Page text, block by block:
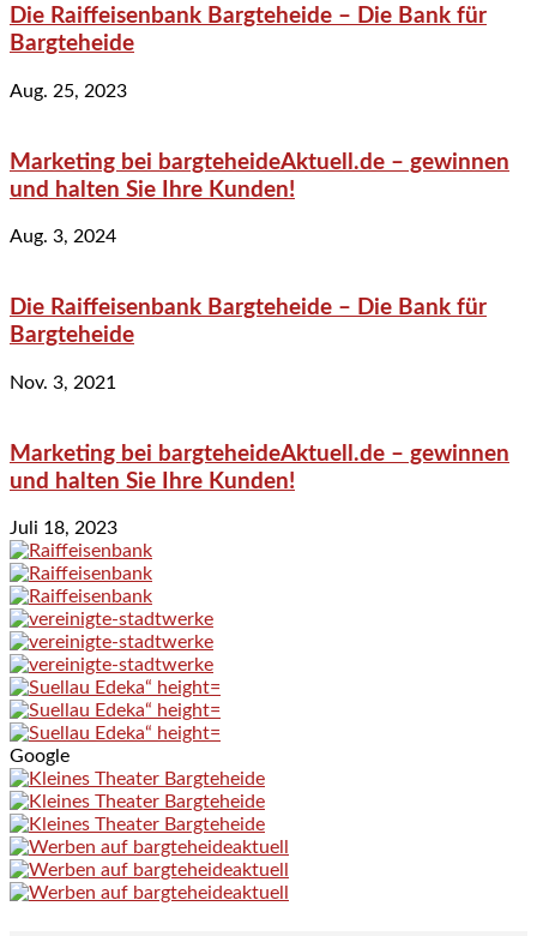
Die Raiffeisenbank Bargteheide – Die Bank für
Bargteheide
Aug. 25, 2023
Marketing bei bargteheideAktuell.de – gewinnen
und halten Sie Ihre Kunden!
Aug. 3, 2024
Die Raiffeisenbank Bargteheide – Die Bank für
Bargteheide
Nov. 3, 2021
Marketing bei bargteheideAktuell.de – gewinnen
und halten Sie Ihre Kunden!
Juli 18, 2023
Google